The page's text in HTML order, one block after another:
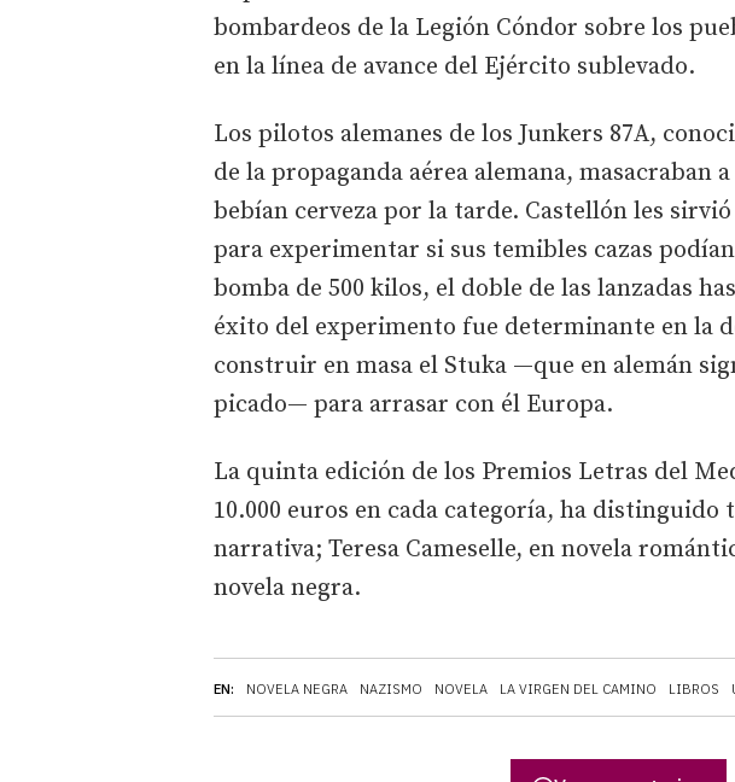
EN: NOVELA NEGRA NAZISMO NOVELA LA VIRGEN DEL CAMINO LIBROS
bombardeos de la Legión Cóndor sobre los
en la línea de avance del Ejército sublevado.
Los pilotos alemanes de los Junkers 87A,
de la propaganda aérea alemana, masacraban
bebían cerveza por la tarde. Castellón les
para experimentar si sus temibles cazas
bomba de 500 kilos, el doble de las lanzadas
éxito del experimento fue determinante en la
construir en masa el Stuka —que en alemán
picado— para arrasar con él Europa.
La quinta edición de los Premios Letras del
10.000 euros en cada categoría, ha distinguido
narrativa; Teresa Cameselle, en novela
novela negra.